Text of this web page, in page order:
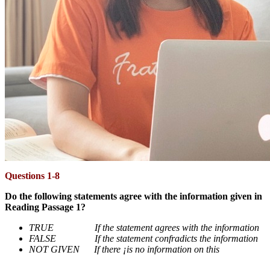
Questions 1-8
Do the following statements agree with the information given in
Reading Passage 1?
TRUE If the statement agrees with the information
FALSE If the statement confradicts the information
NOT GIVEN If there ¡is no information on this